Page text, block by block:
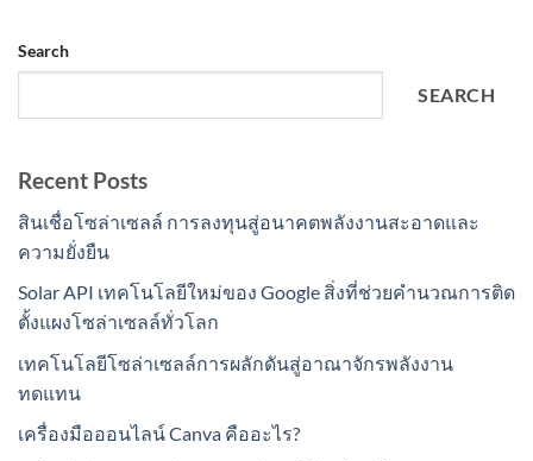
Search
SEARCH
Recent Posts
สินเชื่อโซล่าเซลล์ การลงทุนสู่อนาคตพลังงานสะอาดและ
ความยั่งยืน
Solar API เทคโนโลยีใหม่ของ Google สิ่งที่ช่วยคำนวณการติด
ตั้งแผงโซล่าเซลล์ทั่วโลก
เทคโนโลยีโซล่าเซลล์การผลักดันสู่อาณาจักรพลังงาน
ทดแทน
เครื่องมือออนไลน์ Canva คืออะไร?